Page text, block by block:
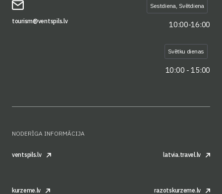
tourism@ventspils.lv
Sestdiena, Svētdiena
10:00-16:00
Svētku dienas
10:00 - 15:00
NODERĪGA INFORMĀCIJA
ventspils.lv latvia.travel.lv
kurzeme.lv razotskurzeme.lv